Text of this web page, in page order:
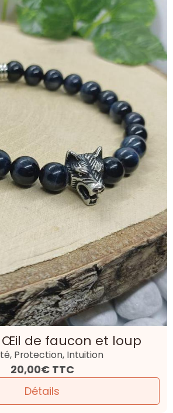
Œil de faucon et loup
Protection, Intuition
20,00€ TTC
Détails